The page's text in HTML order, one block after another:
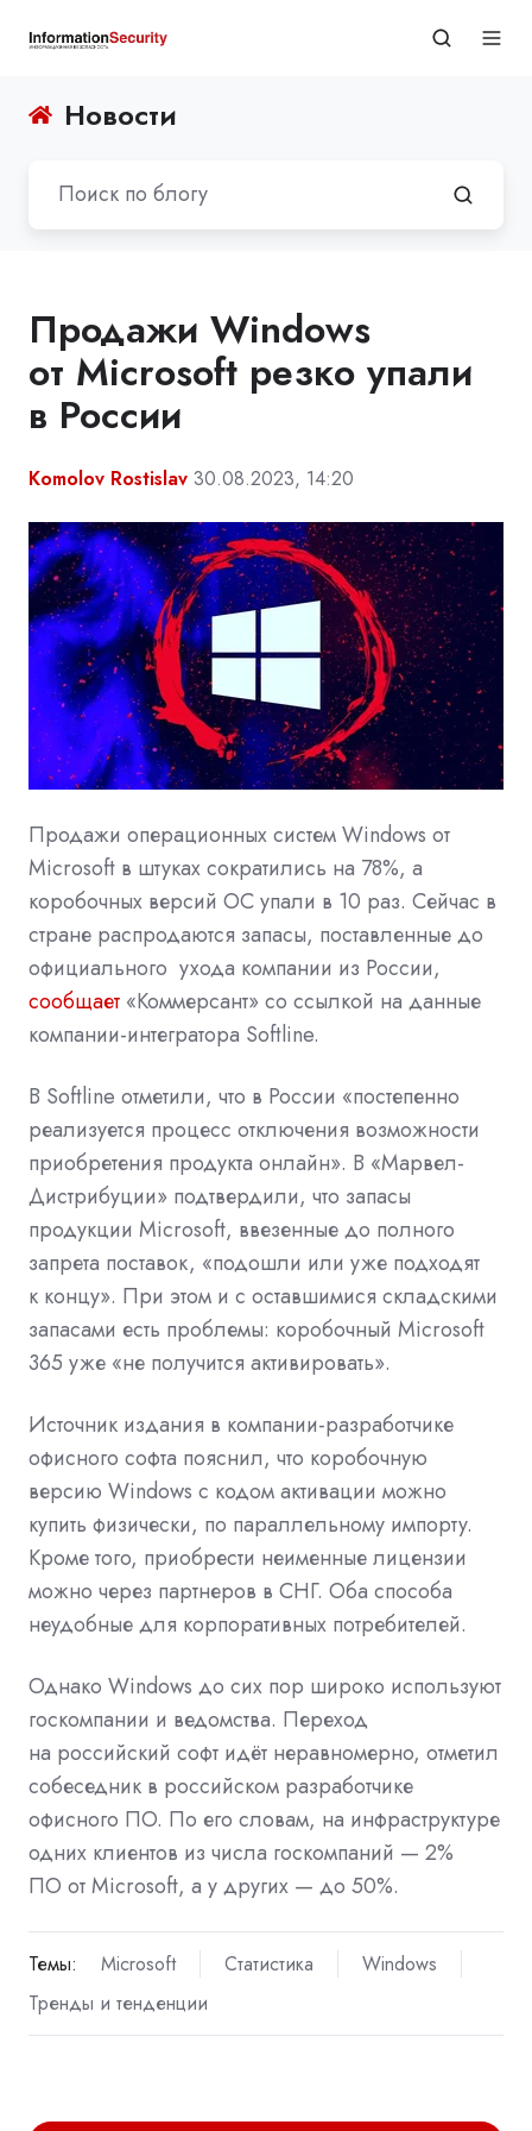
Новости
Продажи Windows
от Microsoft резко упали
в России
Komolov Rostislav 30.08.2023, 14:20
Продажи операционных систем Windows от
Microsoft в штуках сократились на 78%, а
коробочных версий ОС упали в 10 раз. Сейчас в
стране распродаются запасы, поставленные до
официального ухода компании из России,
сообщает «Коммерсант» со ссылкой на данные
компании-интегратора Softline.
В Softline отметили, что в России «постепенно
реализуется процесс отключения возможности
приобретения продукта онлайн». В «Марвел-
Дистрибуции» подтвердили, что запасы
продукции Microsoft, ввезенные до полного
запрета поставок, «подошли или уже подходят
к концу». При этом и с оставшимися складскими
запасами есть проблемы: коробочный Microsoft
365 уже «не получится активировать».
Источник издания в компании-разработчике
офисного софта пояснил, что коробочную
версию Windows с кодом активации можно
купить физически, по параллельному импорту.
Кроме того, приобрести неименные лицензии
можно через партнеров в СНГ. Оба способа
неудобные для корпоративных потребителей.
Однако Windows до сих пор широко используют
госкомпании и ведомства. Переход
на российский софт идёт неравномерно, отметил
собеседник в российском разработчике
офисного ПО. По его словам, на инфраструктуре
одних клиентов из числа госкомпаний — 2%
ПО от Microsoft, а у других — до 50%.
Темы: Microsoft Статистика
Windows
Тренды и тенденции